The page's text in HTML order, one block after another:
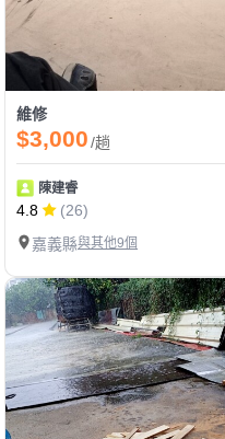
維修
$3,000/趟
陳建睿
4.8
(26)
嘉義縣與其他9個